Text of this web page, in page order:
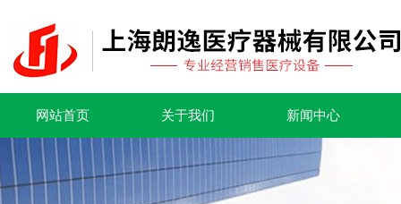
网站首页 关于我们 新闻中心